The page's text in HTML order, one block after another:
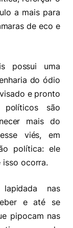
a mais para
de eco e
possui uma
do ódio
e pronto
são
mais do
viés, em
política: ele
isso ocorra.
nas
e até se
pipocam nas